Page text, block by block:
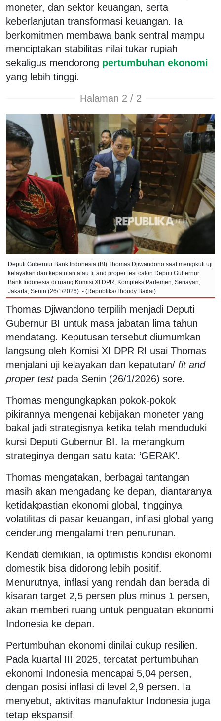
moneter, dan sektor keuangan, serta
keberlanjutan transformasi keuangan. Ia
berkomitmen membawa bank sentral mampu
menciptakan stabilitas nilai tukar rupiah
sekaligus mendorong pertumbuhan ekonomi
yang lebih tinggi.
Halaman 2 / 2
Deputi Gubernur Bank Indonesia (BI) Thomas Djiwandono saat mengikuti uji
kelayakan dan kepatutan atau fit and proper test calon Deputi Gubernur
Bank Indonesia di ruang Komisi XI DPR, Kompleks Parlemen, Senayan,
Jakarta, Senin (26/1/2026). - (Republika/Thoudy Badai)
Thomas Djiwandono terpilih menjadi Deputi
Gubernur BI untuk masa jabatan lima tahun
mendatang. Keputusan tersebut diumumkan
langsung oleh Komisi XI DPR RI usai Thomas
menjalani uji kelayakan dan kepatutan/ fit and
proper testpada Senin (26/1/2026) sore.
Thomas mengungkapkan pokok-pokok
pikirannya mengenai kebijakan moneter yang
bakal jadi strategisnya ketika telah menduduki
kursi Deputi Gubernur BI. Ia merangkum
strateginya dengan satu kata: ‘GERAK’.
Thomas mengatakan, berbagai tantangan
masih akan mengadang ke depan, diantaranya
ketidakpastian ekonomi global, tingginya
volatilitas di pasar keuangan, inflasi global yang
cenderung mengalami tren penurunan.
Kendati demikian, ia optimistis kondisi ekonomi
domestik bisa didorong lebih positif.
Menurutnya, inflasi yang rendah dan berada di
kisaran target 2,5 persen plus minus 1 persen,
akan memberi ruang untuk penguatan ekonomi
Indonesia ke depan.
Pertumbuhan ekonomi dinilai cukup resilien.
Pada kuartal III 2025, tercatat pertumbuhan
ekonomi Indonesia mencapai 5,04 persen,
dengan posisi inflasi di level 2,9 persen. Ia
menyebut, aktivitas manufaktur Indonesia juga
tetap ekspansif.